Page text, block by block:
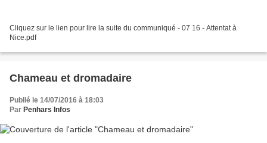
Cliquez sur le lien pour lire la suite du communiqué - 07 16 - Attentat à
Nice.pdf
Chameau et dromadaire
Publié le 14/07/2016 à 18:03
Par Penhars Infos